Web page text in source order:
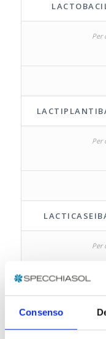
Consenso